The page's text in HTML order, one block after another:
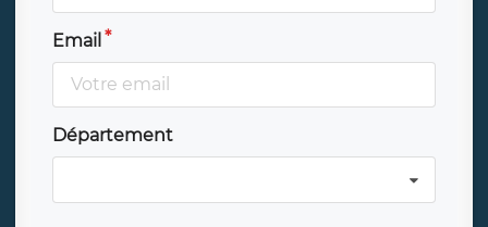
Email
Département